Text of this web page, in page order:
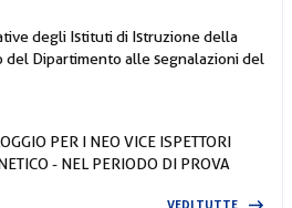
degli Istituti di Istruzione della
del Dipartimento alle segnalazioni del
PER I NEO VICE ISPETTORI
- NEL PERIODO DI PROVA